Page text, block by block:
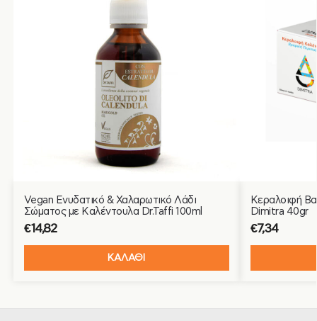
Vegan Ενυδατικό & Χαλαρωτικό Λάδι
Σώματος με Καλέντουλα Dr.Taffi 100ml
€14,82
ΚΑΛΑΘΙ
Κεραλοιφή
Dimitra 40gr
€7,34